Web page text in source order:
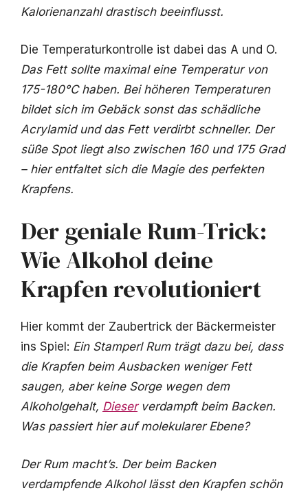
Kalorienanzahl drastisch beeinflusst.
Die Temperaturkontrolle ist dabei das A und O.
Das Fett sollte maximal eine Temperatur von
175-180°C haben. Bei höheren Temperaturen
bildet sich im Gebäck sonst das schädliche
Acrylamid und das Fett verdirbt schneller. Der
süße Spot liegt also zwischen 160 und 175 Grad
– hier entfaltet sich die Magie des perfekten
Krapfens.
Der geniale Rum-Trick:
Wie Alkohol deine
Krapfen revolutioniert
Hier kommt der Zaubertrick der Bäckermeister
ins Spiel: Ein Stamperl Rum trägt dazu bei, dass
die Krapfen beim Ausbacken weniger Fett
saugen, aber keine Sorge wegen dem
Alkoholgehalt, Dieserverdampft beim Backen.
Was passiert hier auf molekularer Ebene?
Der Rum macht’s. Der beim Backen
verdampfende Alkohol lässt den Krapfen schön